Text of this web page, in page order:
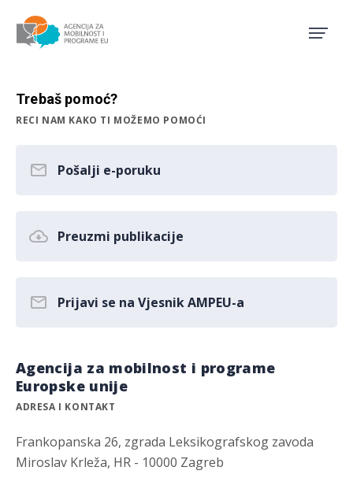
Trebaš pomoć?
RECI NAM KAKO TI MOŽEMO POMOĆI
Pošalji e-poruku
Preuzmi publikacije
Prijavi se na Vjesnik AMPEU-a
Agencija za mobilnost i programe
Europske unije
ADRESA I KONTAKT
Frankopanska 26, zgrada Leksikografskog zavoda
Miroslav Krleža, HR - 10000 Zagreb